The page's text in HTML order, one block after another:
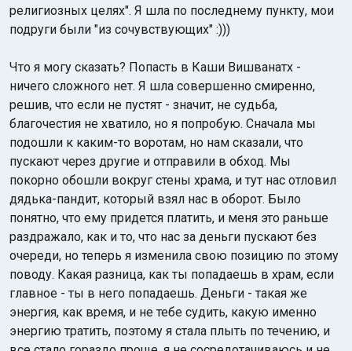
религиозных целях". Я шла по последнему пункту, мои
подруги были "из сочувствующих" :)))
Что я могу сказать? Попасть в Каши Вишванатх -
ничего сложного нет. Я шла совершенно смиренно,
решив, что если не пустят - значит, не судьба,
благочестия не хватило, но я попробую. Сначала мы
подошли к каким-то воротам, но нам сказали, что
пускают через другие и отправили в обход. Мы
покорно обошли вокруг стены храма, и тут нас отловил
дядька-пандит, который взял нас в оборот. Было
понятно, что ему придется платить, и меня это раньше
раздражало, как и то, что нас за деньги пускают без
очереди, но теперь я изменила свою позицию по этому
поводу. Какая разница, как ты попадаешь в храм, если
главное - ты в него попадаешь. Деньги - такая же
энергия, как время, и не тебе судить, какую именно
энергию тратить, поэтому я стала плыть по течению, и